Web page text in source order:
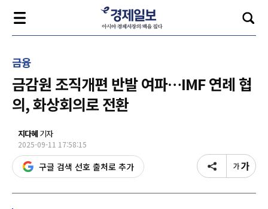
금융
금감원 조직개편 반발 여파…IMF 연례 협
의, 화상회의로 전환
지다혜 기자
2025-09-11 17:58:15
구글 검색 선호 출처로 추가